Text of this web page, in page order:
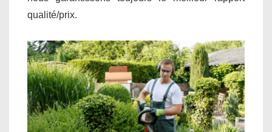
qualité/prix.